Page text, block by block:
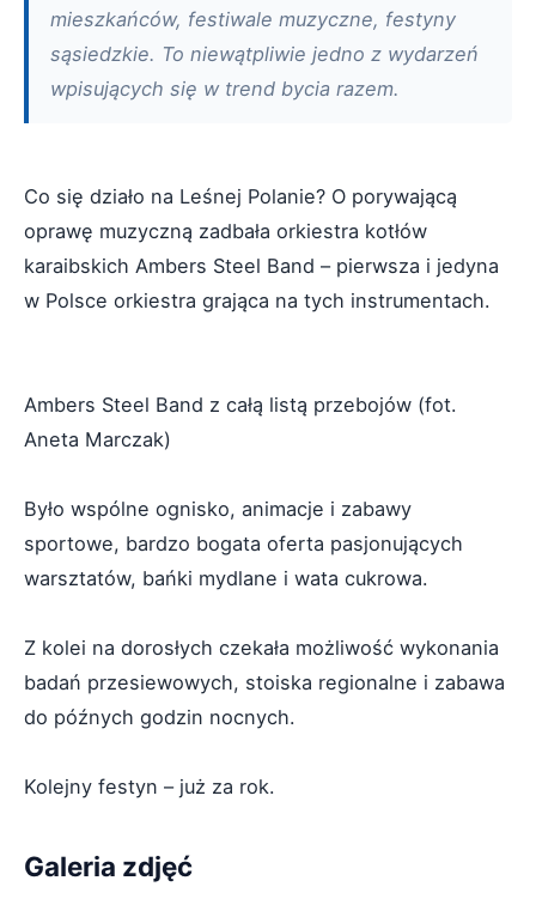
mieszkańców, festiwale muzyczne, festyny
sąsiedzkie. To niewątpliwie jedno z wydarzeń
wpisujących się w trend bycia razem.
Co się działo na Leśnej Polanie? O porywającą
oprawę muzyczną zadbała orkiestra kotłów
karaibskich Ambers Steel Band – pierwsza i jedyna
w Polsce orkiestra grająca na tych instrumentach.
Ambers Steel Band z całą listą przebojów (fot.
Aneta Marczak)
Było wspólne ognisko, animacje i zabawy
sportowe, bardzo bogata oferta pasjonujących
warsztatów, bańki mydlane i wata cukrowa.
Z kolei na dorosłych czekała możliwość wykonania
badań przesiewowych, stoiska regionalne i zabawa
do późnych godzin nocnych.
Kolejny festyn – już za rok.
Galeria zdjęć